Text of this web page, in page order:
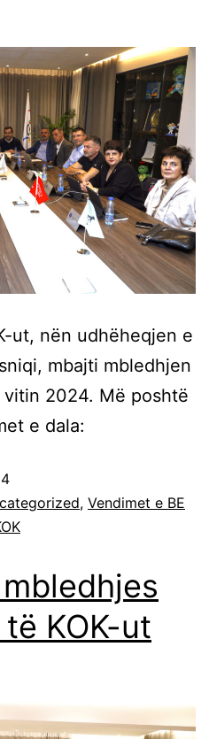
ut, nën udhëheqjen e
mbajti mbledhjen
2024. Më poshtë
e dala:
, Vendimet e BE
KOK-ut